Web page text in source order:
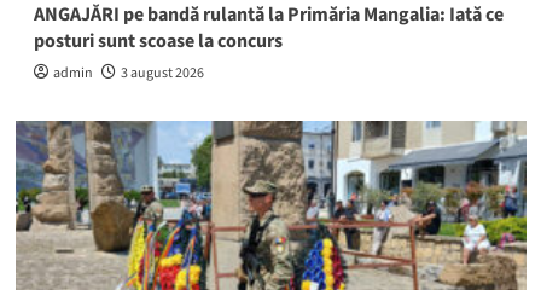
ANGAJĂRI pe bandă rulantă la Primăria Mangalia: Iată ce
posturi sunt scoase la concurs
admin 3 august 2026